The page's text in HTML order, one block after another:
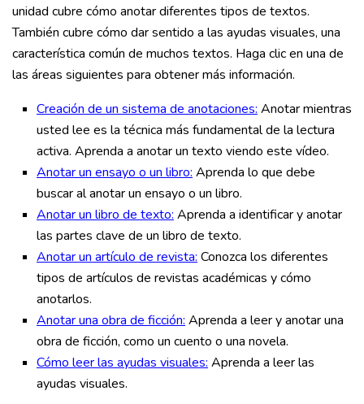
unidad cubre cómo anotar diferentes tipos de textos.
También cubre cómo dar sentido a las ayudas visuales, una
característica común de muchos textos. Haga clic en una de
las áreas siguientes para obtener más información.
Creación de un sistema de anotaciones: Anotar mientras
usted lee es la técnica más fundamental de la lectura
activa. Aprenda a anotar un texto viendo este vídeo.
Anotar un ensayo o un libro: Aprenda lo que debe
buscar al anotar un ensayo o un libro.
Anotar un libro de texto: Aprenda a identificar y anotar
las partes clave de un libro de texto.
Anotar un artículo de revista: Conozca los diferentes
tipos de artículos de revistas académicas y cómo
anotarlos.
Anotar una obra de ficción: Aprenda a leer y anotar una
obra de ficción, como un cuento o una novela.
Cómo leer las ayudas visuales: Aprenda a leer las
ayudas visuales.